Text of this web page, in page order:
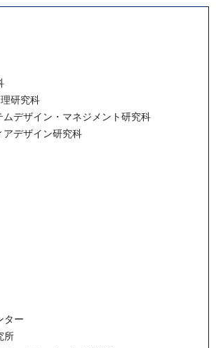
研究科
ムデザイン・マネジメント研究科
アデザイン研究科
ター
所